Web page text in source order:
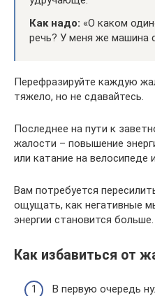
Как надо: «О каком
речь? У меня же машина
Перефразируйте каждую
тяжело, но не сдавайтесь.
Последнее на пути к
жалости – повышение
или катание на велосипеде
Вам потребуется
ощущать, как негативные
энергии становится больше.
Как избавиться от
В первую очередь